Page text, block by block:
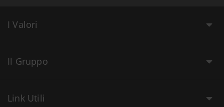
I Valori
Il Gruppo
Link Utili